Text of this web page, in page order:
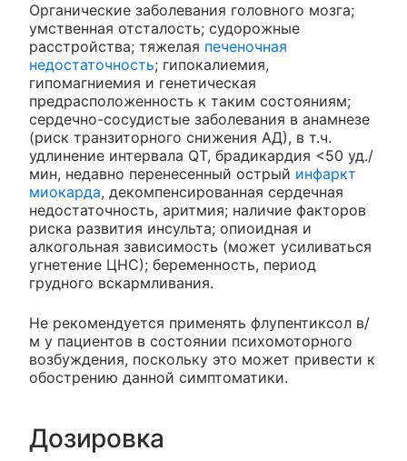
Органические заболевания головного мозга;
умственная отсталость; судорожные
расстройства; тяжелая печеночная
недостаточность; гипокалиемия,
гипомагниемия и генетическая
предрасположенность к таким состояниям;
сердечно-сосудистые заболевания в анамнезе
(риск транзиторного снижения АД), в т.ч.
удлинение интервала QT, брадикардия <50 уд./
мин, недавно перенесенный острый инфаркт
миокарда, декомпенсированная сердечная
недостаточность, аритмия; наличие факторов
риска развития инсульта; опиоидная и
алкогольная зависимость (может усиливаться
угнетение ЦНС); беременность, период
грудного вскармливания.
Не рекомендуется применять флупентиксол в/
м у пациентов в состоянии психомоторного
возбуждения, поскольку это может привести к
обострению данной симптоматики.
Дозировка